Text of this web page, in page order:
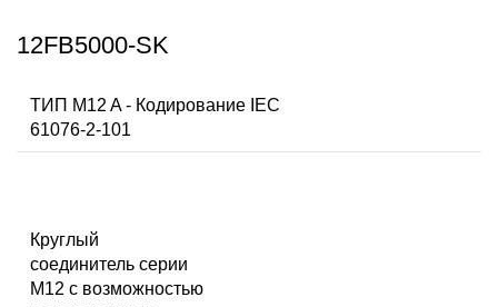
12FB5000-SK
ТИП M12 A - Кодирование IEC
61076-2-101
Круглый
соединитель серии
M12 с возможностью